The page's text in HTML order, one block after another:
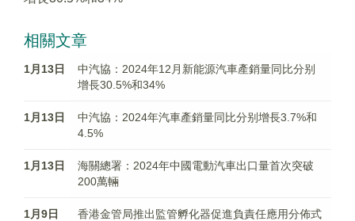
相關文章
1月13日
中汽協：2024年12月新能源汽車產銷量同比分别
增長30.5%和34%
1月13日
中汽協：2024年汽車產銷量同比分别增長3.7%和
4.5%
1月13日
海關總署：2024年中國電動汽車出口量首次突破
200萬輛
1月9日
香港金管局推出監管孵化器促進負責任應用分佈式